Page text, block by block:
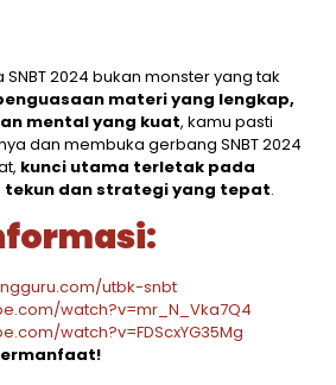
2024 bukan monster yang tak
materi yang lengkap,
mental yang kuat, kamu pasti
dan membuka gerbang SNBT 2024
kunci utama terletak pada
tekun dan strategi yang tepat.
utbk-snbt
watch?v=mr_N_Vka7Q4
watch?v=FDScxYG35Mg